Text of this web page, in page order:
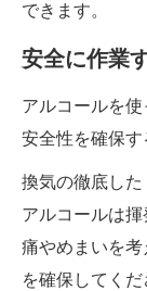
できます。
安全に作業
アルコールを
安全性を確保す
換気の徹底した
アルコールは
痛やめまいを
を確保してくだ